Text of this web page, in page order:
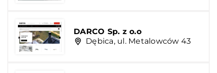
DARCO Sp. z o.o
Dębica, ul. Metalowców 43